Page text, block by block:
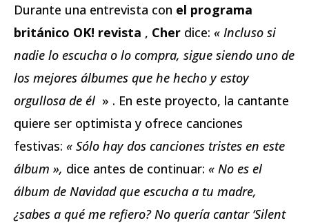
Durante una entrevista con el programa
británico OK! revista , Cher dice: « Incluso si
nadie lo escucha o lo compra, sigue siendo uno de
los mejores álbumes que he hecho y estoy
orgullosa de él » . En este proyecto, la cantante
quiere ser optimista y ofrece canciones
festivas: « Sólo hay dos canciones tristes en este
álbum », dice antes de continuar: « No es el
álbum de Navidad que escucha a tu madre,
¿sabes a qué me refiero? No quería cantar ‘Silent